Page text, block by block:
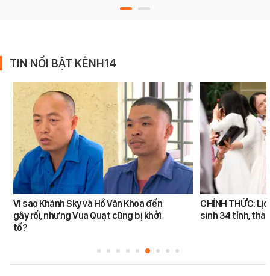
TIN NỔI BẬT KÊNH14
Vì sao Khánh Sky và Hồ Văn Khoa đến
gây rối, nhưng Vua Quạt cũng bị khởi
tố?
CHÍNH THỨC:
sinh 34 tỉnh,